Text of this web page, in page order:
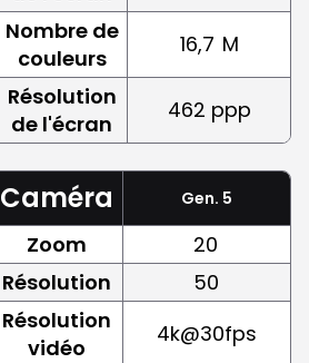
Nombre de
couleurs
16,7 M
Résolution
de l'écran
462 ppp
Caméra Gen. 5
Zoom
20
Résolution
50
Résolution
vidéo
4k@30fps